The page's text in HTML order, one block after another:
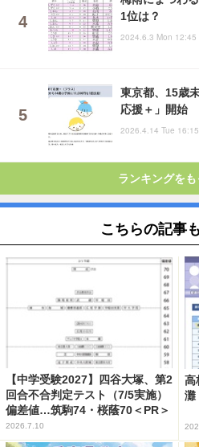
1位は？
2024.6.3 Mon 12:45
東京都、15歳
応援＋」開始
2026.4.14 Tue 16:15
ランキングを
こちらの記事
【中学受験2027】四谷大塚、第2
回合不合判定テスト（7/5実施）
偏差値…筑駒74・桜蔭70＜PR＞
2026.7.10
高
灘